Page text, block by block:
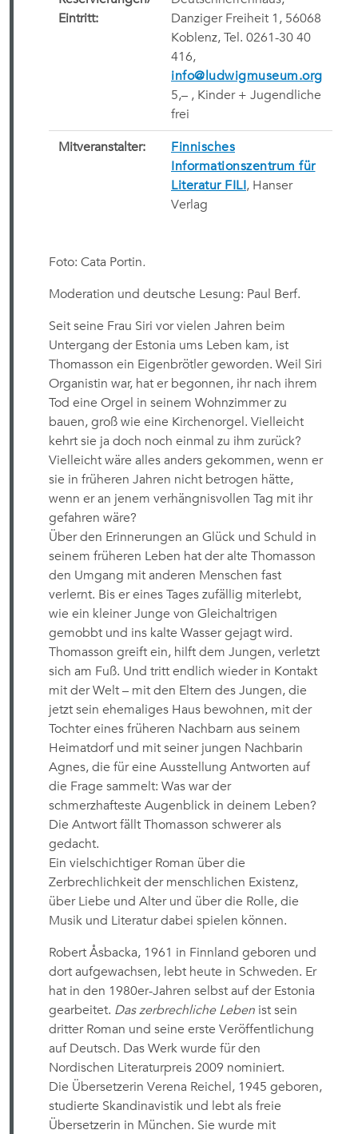
Eintritt:
Danziger Freiheit 1, 56068
Koblenz, Tel. 0261-30 40
416,
info@ludwigmuseum.org
5,– , Kinder + Jugendliche
frei
Mitveranstalter:
Finnisches
Informationszentrum für
Literatur FILI, Hanser
Verlag
Foto: Cata Portin.
Moderation und deutsche Lesung: Paul Berf.
Seit seine Frau Siri vor vielen Jahren beim
Untergang der Estonia ums Leben kam, ist
Thomasson ein Eigenbrötler geworden. Weil Siri
Organistin war, hat er begonnen, ihr nach ihrem
Tod eine Orgel in seinem Wohnzimmer zu
bauen, groß wie eine Kirchenorgel. Vielleicht
kehrt sie ja doch noch einmal zu ihm zurück?
Vielleicht wäre alles anders gekommen, wenn er
sie in früheren Jahren nicht betrogen hätte,
wenn er an jenem verhängnisvollen Tag mit ihr
gefahren wäre?
Über den Erinnerungen an Glück und Schuld in
seinem früheren Leben hat der alte Thomasson
den Umgang mit anderen Menschen fast
verlernt. Bis er eines Tages zufällig miterlebt,
wie ein kleiner Junge von Gleichaltrigen
gemobbt und ins kalte Wasser gejagt wird.
Thomasson greift ein, hilft dem Jungen, verletzt
sich am Fuß. Und tritt endlich wieder in Kontakt
mit der Welt – mit den Eltern des Jungen, die
jetzt sein ehemaliges Haus bewohnen, mit der
Tochter eines früheren Nachbarn aus seinem
Heimatdorf und mit seiner jungen Nachbarin
Agnes, die für eine Ausstellung Antworten auf
die Frage sammelt: Was war der
schmerzhafteste Augenblick in deinem Leben?
Die Antwort fällt Thomasson schwerer als
gedacht.
Ein vielschichtiger Roman über die
Zerbrechlichkeit der menschlichen Existenz,
über Liebe und Alter und über die Rolle, die
Musik und Literatur dabei spielen können.
Robert Åsbacka, 1961 in Finnland geboren und
dort aufgewachsen, lebt heute in Schweden. Er
hat in den 1980er-Jahren selbst auf der Estonia
gearbeitet. Das zerbrechliche Leben ist sein
dritter Roman und seine erste Veröffentlichung
auf Deutsch. Das Werk wurde für den
Nordischen Literaturpreis 2009 nominiert.
Die Übersetzerin Verena Reichel, 1945 geboren,
studierte Skandinavistik und lebt als freie
Übersetzerin in München. Sie wurde mit